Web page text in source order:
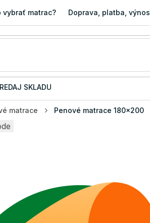
vybrať matrac? Doprava, platba, výnos
SKLADU
matrace Penové matrace 180x200